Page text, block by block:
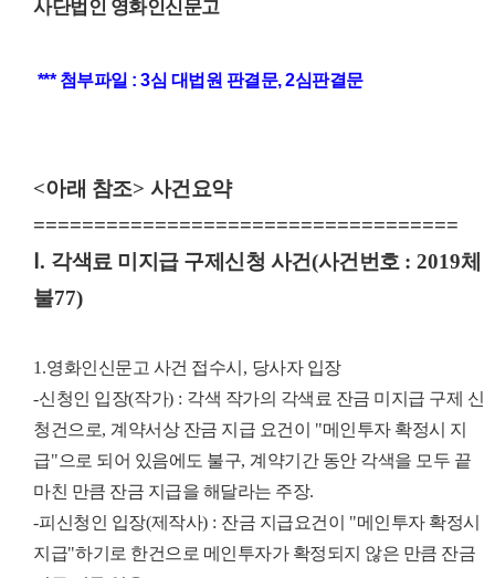
사단법인 영화인신문고
*** 첨부파일 : 3심 대법원 판결문, 2심판결문
<아래 참조> 사건요약
===================================
. 각색료 미지급 구제신청 사건(사건번호 : 2019체
불77)
1.영화인신문고 사건 접수시 , 당사자 입장
-신청인 입장(작가) : 각색 작가의 각색료 잔금 미지급 구제 신
청건으로, 계약서상 잔금 지급 요건이 "메인투자 확정시 지
급"으로 되어 있음에도 불구, 계약기간 동안 각색을 모두 끝
마친 만큼 잔금 지급을 해달라는 주장.
-피신청인 입장(제작사) : 잔금 지급요건이 "메인투자 확정시
지급"하기로 한건으로 메인투자가 확정되지 않은 만큼 잔금